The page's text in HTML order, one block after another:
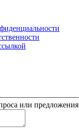
или предложения